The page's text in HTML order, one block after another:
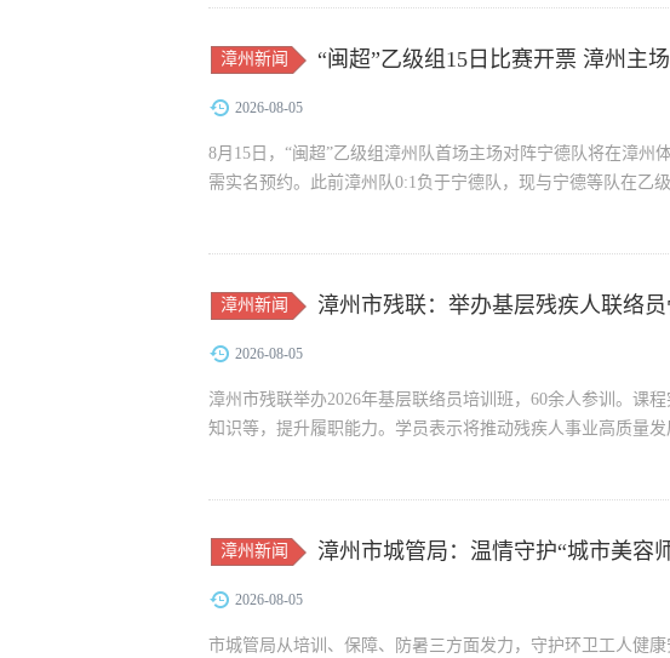
漳州新闻 “闽超”乙级组15日比赛开票 漳州主
2026-08-05
8月15日，“闽超”乙级组漳州队首场主场对阵宁德队将在漳州
需实名预约。此前漳州队0:1负于宁德队，现与宁德等队在乙
漳州新闻 漳州市残联：举办基层残疾人联络
2026-08-05
漳州市残联举办2026年基层联络员培训班，60余人参训。课
知识等，提升履职能力。学员表示将推动残疾人事业高质量发
漳州新闻 漳州市城管局：温情守护“城市美容
2026-08-05
市城管局从培训、保障、防暑三方面发力，守护环卫工人健